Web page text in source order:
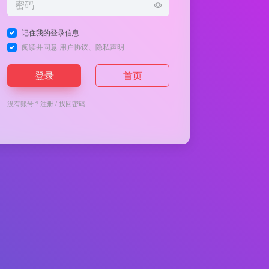
记住我的登录信息
阅读并同意 用户协议 隐私声明
登录 首页
没有账号？注册/找回密码